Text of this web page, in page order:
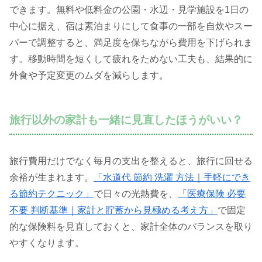
できます。無料や低料金の公園・水辺・見学施設を1日の
中心に据え、宿は素泊まりにして食事の一部を自炊やスー
パーで調整すると、満足度を保ちながら費用を下げられま
す。移動時間を短くして疲れをためない工夫も、結果的に
外食や予定変更のムダを減らします。
旅行以外の家計も一緒に見直したほうがいい？
旅行費用だけでなく毎月の支出を整えると、旅行に回せる
余裕が生まれます。
「水道代 節約 洗濯 方法｜手軽にでき
る節約テクニック」 で日々の光熱費を、
「医療保険 必要
不要 判断基準｜家計と貯蓄から見極める考え方」 で固定
的な保険料を見直しておくと、家計全体のバランスを取り
やすくなります。